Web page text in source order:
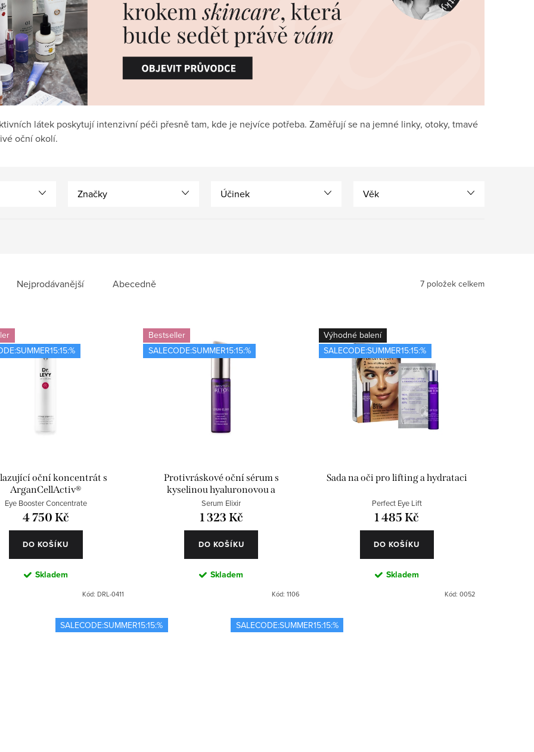
látek poskytují intenzivní péči přesně tam, kde je nejvíce potřeba. Zaměřují se na jemné linky, otoky, tmavé
oční okolí.
Značky Účinek Věk
Nejprodávanější Abecedně 7 položek celkem
oční koncentrát s
ArganCellActiv®
Eye Booster Concentrate
4 750 Kč
DO KOŠÍKU
Skladem
Kód: DRL-0411
Bestseller
SALECODE:SUMMER15:15:%
Protivráskové oční sérum s
kyselinou hyaluronovou a
Matrixylem
Serum Elixir
1 323 Kč
DO KOŠÍKU
Skladem
Kód: 1106
Výhodné balení
SALECODE:SUMMER15:15:%
Sada na oči pro lifting a hydrataci
Perfect Eye Lift
1 485 Kč
DO KOŠÍKU
Skladem
Kód: 0052
SALECODE:SUMMER15:15:% SALECODE:SUMMER15:15:%